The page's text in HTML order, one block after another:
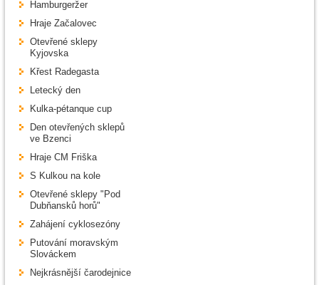
Hamburgeržer
Hraje Začalovec
Otevřené sklepy
Kyjovska
Křest Radegasta
Letecký den
Kulka-pétanque cup
Den otevřených sklepů
ve Bzenci
Hraje CM Friška
S Kulkou na kole
Otevřené sklepy "Pod
Dubňansků horů"
Zahájení cyklosezóny
Putování moravským
Slováckem
Nejkrásnější čarodejnice